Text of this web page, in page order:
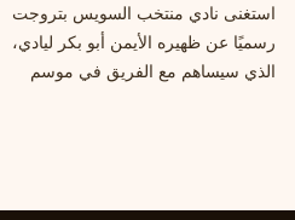
استغنى نادي منتخب السويس بتروجت
رسميًا عن ظهيره الأيمن أبو بكر ليادي،
الذي سيساهم مع الفريق في موسم